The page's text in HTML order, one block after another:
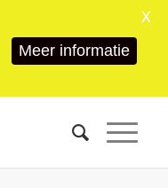
Meer informatie
X